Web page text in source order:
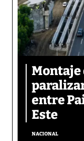
Montaje
entre
Este
NACIONAL